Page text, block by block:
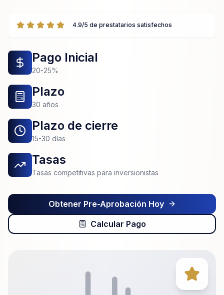
4.9/5 de prestatarios satisfechos
Pago Inicial
20-25%
Plazo
30 años
Plazo de cierre
15-30 días
Tasas
Tasas competitivas para inversionistas
Obtener Pre-Aprobación Hoy
Calcular Pago